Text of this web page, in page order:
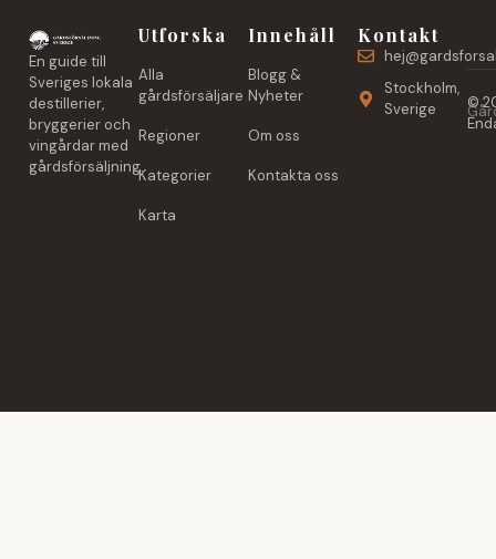
En guide till
Sveriges lokala
destillerier,
bryggerier och
vingårdar med
gårdsförsäljning.
Utforska
Alla
gårdsförsäljare
Regioner
Kategorier
Karta
Innehåll
Blogg &
Nyheter
Om oss
Kontakta oss
Kontakt
Stockholm,
Sverige
©